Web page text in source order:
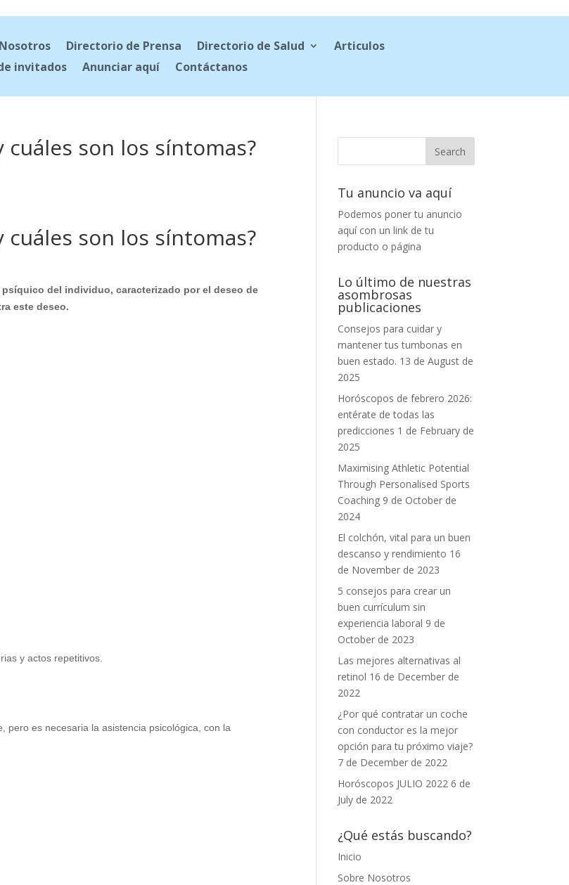
Directorio de Prensa Directorio de Salud
Articulos
invitados
Anunciar aquí Contáctanos
cuáles son los síntomas?
cuáles son los síntomas?
del individuo, caracterizado por el deseo de
este deseo.
y actos repetitivos.
pero es necesaria la asistencia psicológica, con la
Tu anuncio va aquí
Podemos poner tu anuncio
aquí con un link de tu
producto o página
Lo último de nuestras
asombrosas
publicaciones
Consejos para cuidar y
mantener tus tumbonas en
buen estado. 13 de August de
2025
Horóscopos de febrero 2026:
entérate de todas las
predicciones 1 de February de
2025
Maximising Athletic Potential
Through Personalised Sports
Coaching 9 de October de
2024
El colchón, vital para un buen
descanso y rendimiento 16
de November de 2023
5 consejos para crear un
buen currículum sin
experiencia laboral 9 de
October de 2023
Las mejores alternativas al
retinol 16 de December de
2022
¿Por qué contratar un coche
con conductor es la mejor
opción para tu próximo viaje?
7 de December de 2022
Horóscopos JULIO 2022 6 de
July de 2022
¿Qué estás buscando?
Inicio
Sobre Nosotros